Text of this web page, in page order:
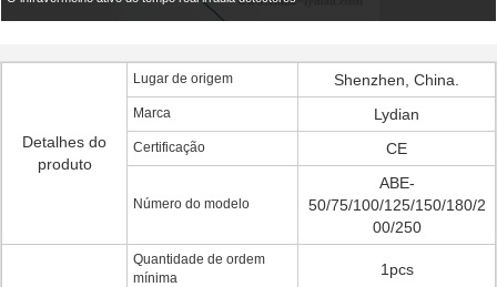
Detalhes do
produto
Lugar de origem Shenzhen, China.
Marca Lydian
Certificação CE
Número do modelo
ABE-
50/75/100/125/150/180/2
00/250
Quantidade de ordem
mínima
1pcs